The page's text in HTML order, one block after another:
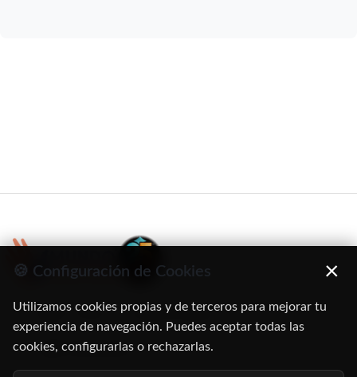
C/ Oruro, 11. 28016 Madrid
91 345 06 26
🍪 Configuración de Cookies ×
Utilizamos cookies propias y de terceros para mejorar tu
experiencia de navegación. Puedes aceptar todas las
cookies, configurarlas o rechazarlas.